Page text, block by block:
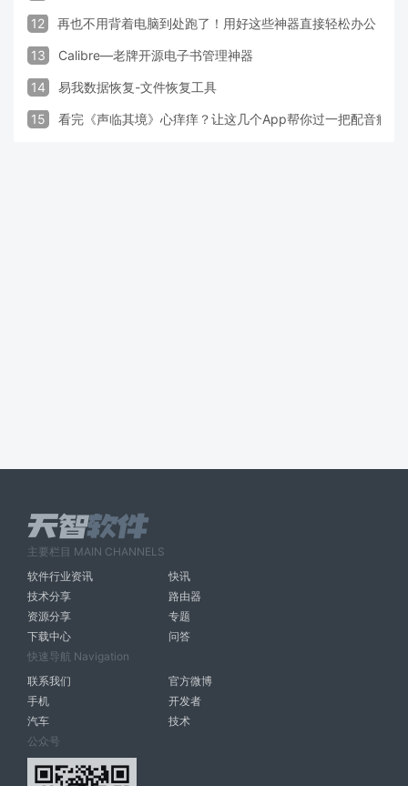
12 再也不用背着电脑到处跑了！用好这些神器直接轻松办公
13 Calibre—老牌开源电子书管理神器
14 易我数据恢复-文件恢复工具
15 看完《声临其境》心痒痒？让这几个App帮你过一把配音瘾
主要栏目 MAIN CHANNELS
软件行业资讯
快讯
技术分享
路由器
资源分享
专题
下载中心
问答
快速导航 Navigation
联系我们
官方微博
手机
开发者
汽车
技术
公众号